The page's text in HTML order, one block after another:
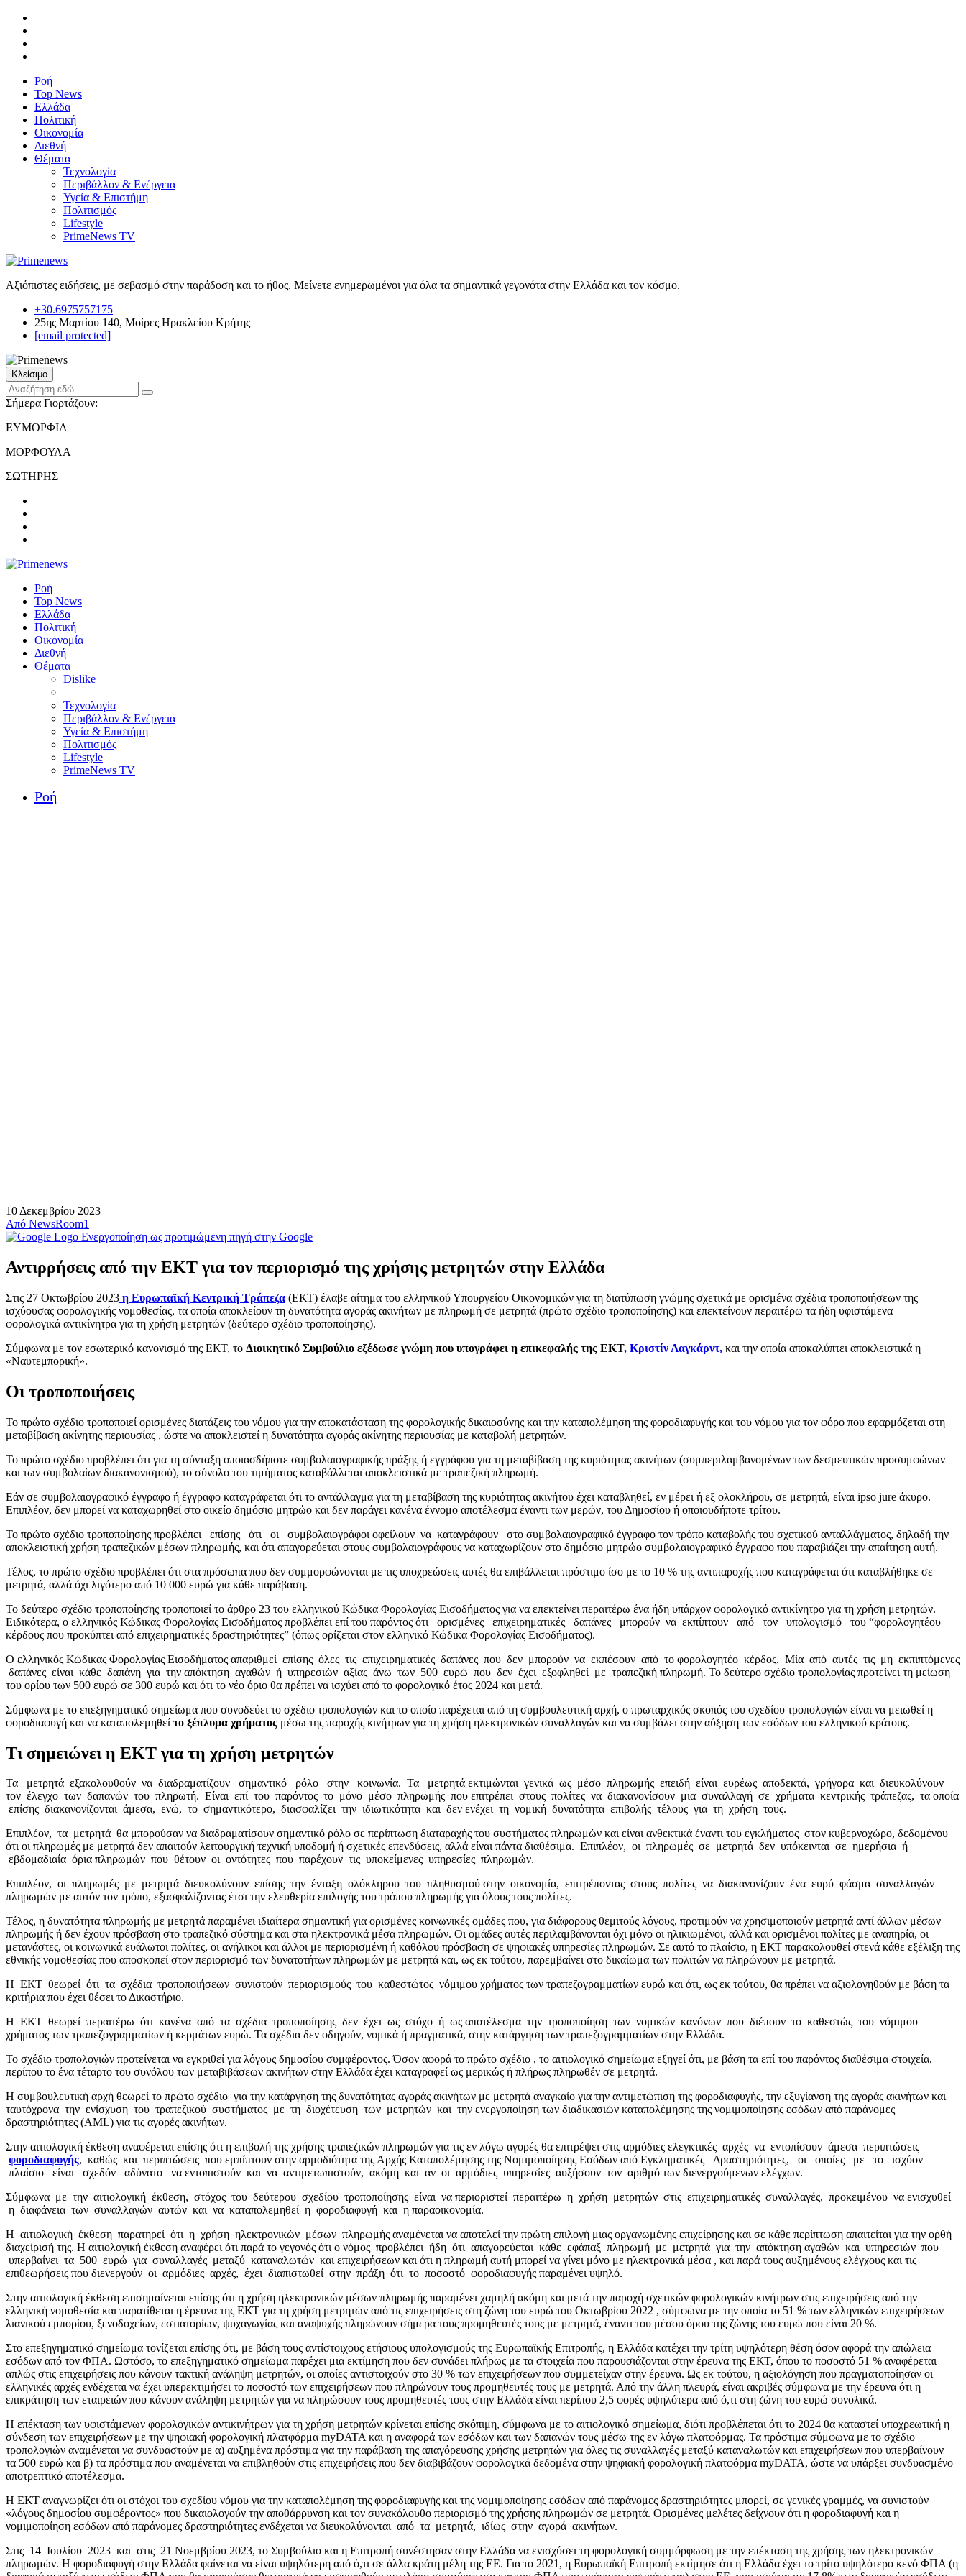
Ροή
Top News
Ελλάδα
Πολιτική
Οικονομία
Διεθνή
Θέματα
Τεχνολογία
Περιβάλλον & Ενέργεια
Υγεία & Επιστήμη
Πολιτισμός
Lifestyle
PrimeNews TV
Αξιόπιστες ειδήσεις, με σεβασμό στην παράδοση και το ήθος. Μείνετε ενημερωμένοι για όλα τα σημαντικά γεγονότα στην Ελλάδα και τον κόσμο.
+30.6975757175
25ης Μαρτίου 140, Μοίρες Ηρακλείου Κρήτης
[email protected]
Κλείσιμο
Σήμερα Γιορτάζουν:
ΕΥΜΟΡΦΙΑ
ΜΟΡΦΟΥΛΑ
ΣΩΤΗΡΗΣ
Ροή
Top News
Ελλάδα
Πολιτική
Οικονομία
Διεθνή
Θέματα
Dislike
Τεχνολογία
Περιβάλλον & Ενέργεια
Υγεία & Επιστήμη
Πολιτισμός
Lifestyle
PrimeNews TV
Ροή
10 Δεκεμβρίου 2023
Από NewsRoom1
Ενεργοποίηση ως προτιμώμενη πηγή στην Google
Αντιρρήσεις από την ΕΚΤ για τον περιορισμό της χρήσης μετρητών στην Ελλάδα
Στις 27 Οκτωβρίου 2023 η Ευρωπαϊκή Κεντρική Τράπεζα (ΕΚΤ) έλαβε αίτημα του ελληνικού Υπουργείου Οικονομικών για τη διατύπωση γνώμης σχετικά με ορισμένα σχέδια τροποποιήσεων της
ισχύουσας φορολογικής νομοθεσίας, τα οποία αποκλείουν τη δυνατότητα αγοράς ακινήτων με πληρωμή σε μετρητά (πρώτο σχέδιο τροποποίησης) και επεκτείνουν περαιτέρω τα ήδη υφιστάμενα
φορολογικά αντικίνητρα για τη χρήση μετρητών (δεύτερο σχέδιο τροποποίησης).
Σύμφωνα με τον εσωτερικό κανονισμό της ΕΚΤ, το Διοικητικό Συμβούλιο εξέδωσε γνώμη που υπογράφει η επικεφαλής της ΕΚΤ, Κριστίν Λαγκάρντ, και την οποία αποκαλύπτει αποκλειστικά η
«Ναυτεμπορική».
Οι τροποποιήσεις
Το πρώτο σχέδιο τροποποιεί ορισμένες διατάξεις του νόμου για την αποκατάσταση της φορολογικής δικαιοσύνης και την καταπολέμηση της φοροδιαφυγής και του νόμου για τον φόρο που εφαρμόζεται στη
μεταβίβαση ακίνητης περιουσίας , ώστε να αποκλειστεί η δυνατότητα αγοράς ακίνητης περιουσίας με καταβολή μετρητών.
Το πρώτο σχέδιο προβλέπει ότι για τη σύνταξη οποιασδήποτε συμβολαιογραφικής πράξης ή εγγράφου για τη μεταβίβαση της κυριότητας ακινήτων (συμπεριλαμβανομένων των δεσμευτικών προσυμφώνων
και των συμβολαίων διακανονισμού), το σύνολο του τιμήματος καταβάλλεται αποκλειστικά με τραπεζική πληρωμή.
Εάν σε συμβολαιογραφικό έγγραφο ή έγγραφο καταγράφεται ότι το αντάλλαγμα για τη μεταβίβαση της κυριότητας ακινήτου έχει καταβληθεί, εν μέρει ή εξ ολοκλήρου, σε μετρητά, είναι ipso jure άκυρο.
Επιπλέον, δεν μπορεί να καταχωρηθεί στο οικείο δημόσιο μητρώο και δεν παράγει κανένα έννομο αποτέλεσμα έναντι των μερών, του Δημοσίου ή οποιουδήποτε τρίτου.
Το πρώτο σχέδιο τροποποίησης προβλέπει επίσης ότι οι συμβολαιογράφοι οφείλουν να καταγράφουν στο συμβολαιογραφικό έγγραφο τον τρόπο καταβολής του σχετικού ανταλλάγματος, δηλαδή την
αποκλειστική χρήση τραπεζικών μέσων πληρωμής, και ότι απαγορεύεται στους συμβολαιογράφους να καταχωρίζουν στο δημόσιο μητρώο συμβολαιογραφικό έγγραφο που παραβιάζει την απαίτηση αυτή.
Τέλος, το πρώτο σχέδιο προβλέπει ότι στα πρόσωπα που δεν συμμορφώνονται με τις υποχρεώσεις αυτές θα επιβάλλεται πρόστιμο ίσο με το 10 % της αντιπαροχής που καταγράφεται ότι καταβλήθηκε σε
μετρητά, αλλά όχι λιγότερο από 10 000 ευρώ για κάθε παράβαση.
Το δεύτερο σχέδιο τροποποίησης τροποποιεί το άρθρο 23 του ελληνικού Κώδικα Φορολογίας Εισοδήματος για να επεκτείνει περαιτέρω ένα ήδη υπάρχον φορολογικό αντικίνητρο για τη χρήση μετρητών.
Ειδικότερα, ο ελληνικός Κώδικας Φορολογίας Εισοδήματος προβλέπει επί του παρόντος ότι ορισμένες επιχειρηματικές δαπάνες μπορούν να εκπίπτουν από τον υπολογισμό του “φορολογητέου
κέρδους που προκύπτει από επιχειρηματικές δραστηριότητες” (όπως ορίζεται στον ελληνικό Κώδικα Φορολογίας Εισοδήματος).
Ο ελληνικός Κώδικας Φορολογίας Εισοδήματος απαριθμεί επίσης όλες τις επιχειρηματικές δαπάνες που δεν μπορούν να εκπέσουν από το φορολογητέο κέρδος. Μία από αυτές τις μη εκπιπτόμενες
δαπάνες είναι κάθε δαπάνη για την απόκτηση αγαθών ή υπηρεσιών αξίας άνω των 500 ευρώ που δεν έχει εξοφληθεί με τραπεζική πληρωμή. Το δεύτερο σχέδιο τροπολογίας προτείνει τη μείωση
του ορίου των 500 ευρώ σε 300 ευρώ και ότι το νέο όριο θα πρέπει να ισχύει από το φορολογικό έτος 2024 και μετά.
Σύμφωνα με το επεξηγηματικό σημείωμα που συνοδεύει το σχέδιο τροπολογιών και το οποίο παρέχεται από τη συμβουλευτική αρχή, ο πρωταρχικός σκοπός του σχεδίου τροπολογιών είναι να μειωθεί η
φοροδιαφυγή και να καταπολεμηθεί το ξέπλυμα χρήματος μέσω της παροχής κινήτρων για τη χρήση ηλεκτρονικών συναλλαγών και να συμβάλει στην αύξηση των εσόδων του ελληνικού κράτους.
Τι σημειώνει η ΕΚΤ για τη χρήση μετρητών
Τα μετρητά εξακολουθούν να διαδραματίζουν σημαντικό ρόλο στην κοινωνία. Τα μετρητά εκτιμώνται γενικά ως μέσο πληρωμής επειδή είναι ευρέως αποδεκτά, γρήγορα και διευκολύνουν
τον έλεγχο των δαπανών του πληρωτή. Είναι επί του παρόντος το μόνο μέσο πληρωμής που επιτρέπει στους πολίτες να διακανονίσουν μια συναλλαγή σε χρήματα κεντρικής τράπεζας, τα οποία
επίσης διακανονίζονται άμεσα, ενώ, το σημαντικότερο, διασφαλίζει την ιδιωτικότητα και δεν ενέχει τη νομική δυνατότητα επιβολής τέλους για τη χρήση τους.
Επιπλέον, τα μετρητά θα μπορούσαν να διαδραματίσουν σημαντικό ρόλο σε περίπτωση διαταραχής του συστήματος πληρωμών και είναι ανθεκτικά έναντι του εγκλήματος στον κυβερνοχώρο, δεδομένου
ότι οι πληρωμές με μετρητά δεν απαιτούν λειτουργική τεχνική υποδομή ή σχετικές επενδύσεις, αλλά είναι πάντα διαθέσιμα. Επιπλέον, οι πληρωμές σε μετρητά δεν υπόκεινται σε ημερήσια ή
εβδομαδιαία όρια πληρωμών που θέτουν οι οντότητες που παρέχουν τις υποκείμενες υπηρεσίες πληρωμών.
Επιπλέον, οι πληρωμές με μετρητά διευκολύνουν επίσης την ένταξη ολόκληρου του πληθυσμού στην οικονομία, επιτρέποντας στους πολίτες να διακανονίζουν ένα ευρύ φάσμα συναλλαγών
πληρωμών με αυτόν τον τρόπο, εξασφαλίζοντας έτσι την ελευθερία επιλογής του τρόπου πληρωμής για όλους τους πολίτες.
Τέλος, η δυνατότητα πληρωμής με μετρητά παραμένει ιδιαίτερα σημαντική για ορισμένες κοινωνικές ομάδες που, για διάφορους θεμιτούς λόγους, προτιμούν να χρησιμοποιούν μετρητά αντί άλλων μέσων
πληρωμής ή δεν έχουν πρόσβαση στο τραπεζικό σύστημα και στα ηλεκτρονικά μέσα πληρωμών. Οι ομάδες αυτές περιλαμβάνονται όχι μόνο οι ηλικιωμένοι, αλλά και ορισμένοι πολίτες με αναπηρία, οι
μετανάστες, οι κοινωνικά ευάλωτοι πολίτες, οι ανήλικοι και άλλοι με περιορισμένη ή καθόλου πρόσβαση σε ψηφιακές υπηρεσίες πληρωμών. Σε αυτό το πλαίσιο, η ΕΚΤ παρακολουθεί στενά κάθε εξέλιξη της
εθνικής νομοθεσίας που αποσκοπεί στον περιορισμό των δυνατοτήτων πληρωμών με μετρητά και, ως εκ τούτου, παρεμβαίνει στο δικαίωμα των πολιτών να πληρώνουν με μετρητά.
Η ΕΚΤ θεωρεί ότι τα σχέδια τροποποιήσεων συνιστούν περιορισμούς του καθεστώτος νόμιμου χρήματος των τραπεζογραμματίων ευρώ και ότι, ως εκ τούτου, θα πρέπει να αξιολογηθούν με βάση τα
κριτήρια που έχει θέσει το Δικαστήριο.
Η ΕΚΤ θεωρεί περαιτέρω ότι κανένα από τα σχέδια τροποποίησης δεν έχει ως στόχο ή ως αποτέλεσμα την τροποποίηση των νομικών κανόνων που διέπουν το καθεστώς του νόμιμου
χρήματος των τραπεζογραμματίων ή κερμάτων ευρώ. Τα σχέδια δεν οδηγούν, νομικά ή πραγματικά, στην κατάργηση των τραπεζογραμματίων στην Ελλάδα.
Το σχέδιο τροπολογιών προτείνεται να εγκριθεί για λόγους δημοσίου συμφέροντος. Όσον αφορά το πρώτο σχέδιο , το αιτιολογικό σημείωμα εξηγεί ότι, με βάση τα επί του παρόντος διαθέσιμα στοιχεία,
περίπου το ένα τέταρτο του συνόλου των μεταβιβάσεων ακινήτων στην Ελλάδα έχει καταγραφεί ως μερικώς ή πλήρως πληρωθέν σε μετρητά.
Η συμβουλευτική αρχή θεωρεί το πρώτο σχέδιο για την κατάργηση της δυνατότητας αγοράς ακινήτων με μετρητά αναγκαίο για την αντιμετώπιση της φοροδιαφυγής, την εξυγίανση της αγοράς ακινήτων και
ταυτόχρονα την ενίσχυση του τραπεζικού συστήματος με τη διοχέτευση των μετρητών και την ενεργοποίηση των διαδικασιών καταπολέμησης της νομιμοποίησης εσόδων από παράνομες
δραστηριότητες (AML) για τις αγορές ακινήτων.
Στην αιτιολογική έκθεση αναφέρεται επίσης ότι η επιβολή της χρήσης τραπεζικών πληρωμών για τις εν λόγω αγορές θα επιτρέψει στις αρμόδιες ελεγκτικές αρχές να εντοπίσουν άμεσα περιπτώσεις
φοροδιαφυγής, καθώς και περιπτώσεις που εμπίπτουν στην αρμοδιότητα της Αρχής Καταπολέμησης της Νομιμοποίησης Εσόδων από Εγκληματικές Δραστηριότητες, οι οποίες με το ισχύον
πλαίσιο είναι σχεδόν αδύνατο να εντοπιστούν και να αντιμετωπιστούν, ακόμη και αν οι αρμόδιες υπηρεσίες αυξήσουν τον αριθμό των διενεργούμενων ελέγχων.
Σύμφωνα με την αιτιολογική έκθεση, στόχος του δεύτερου σχεδίου τροποποίησης είναι να περιοριστεί περαιτέρω η χρήση μετρητών στις επιχειρηματικές συναλλαγές, προκειμένου να ενισχυθεί
η διαφάνεια των συναλλαγών αυτών και να καταπολεμηθεί η φοροδιαφυγή και η παραοικονομία.
Η αιτιολογική έκθεση παρατηρεί ότι η χρήση ηλεκτρονικών μέσων πληρωμής αναμένεται να αποτελεί την πρώτη επιλογή μιας οργανωμένης επιχείρησης και σε κάθε περίπτωση απαιτείται για την ορθή
διαχείρισή της. Η αιτιολογική έκθεση αναφέρει ότι παρά το γεγονός ότι ο νόμος προβλέπει ήδη ότι απαγορεύεται κάθε εφάπαξ πληρωμή με μετρητά για την απόκτηση αγαθών και υπηρεσιών που
υπερβαίνει τα 500 ευρώ για συναλλαγές μεταξύ καταναλωτών και επιχειρήσεων και ότι η πληρωμή αυτή μπορεί να γίνει μόνο με ηλεκτρονικά μέσα , και παρά τους αυξημένους ελέγχους και τις
επιθεωρήσεις που διενεργούν οι αρμόδιες αρχές, έχει διαπιστωθεί στην πράξη ότι το ποσοστό φοροδιαφυγής παραμένει υψηλό.
Στην αιτιολογική έκθεση επισημαίνεται επίσης ότι η χρήση ηλεκτρονικών μέσων πληρωμής παραμένει χαμηλή ακόμη και μετά την παροχή σχετικών φορολογικών κινήτρων στις επιχειρήσεις από την
ελληνική νομοθεσία και παρατίθεται η έρευνα της ΕΚΤ για τη χρήση μετρητών από τις επιχειρήσεις στη ζώνη του ευρώ του Οκτωβρίου 2022 , σύμφωνα με την οποία το 51 % των ελληνικών επιχειρήσεων
λιανικού εμπορίου, ξενοδοχείων, εστιατορίων, ψυχαγωγίας και αναψυχής πληρώνουν σήμερα τους προμηθευτές τους με μετρητά, έναντι του μέσου όρου της ζώνης του ευρώ που είναι 20 %.
Στο επεξηγηματικό σημείωμα τονίζεται επίσης ότι, με βάση τους αντίστοιχους ετήσιους υπολογισμούς της Ευρωπαϊκής Επιτροπής, η Ελλάδα κατέχει την τρίτη υψηλότερη θέση όσον αφορά την απώλεια
εσόδων από τον ΦΠΑ. Ωστόσο, το επεξηγηματικό σημείωμα παρέχει μια εκτίμηση που δεν συνάδει πλήρως με τα στοιχεία που παρουσιάζονται στην έρευνα της ΕΚΤ, όπου το ποσοστό 51 % αναφέρεται
απλώς στις επιχειρήσεις που κάνουν τακτική ανάληψη μετρητών, οι οποίες αντιστοιχούν στο 30 % των επιχειρήσεων που συμμετείχαν στην έρευνα. Ως εκ τούτου, η αξιολόγηση που πραγματοποίησαν οι
ελληνικές αρχές ενδέχεται να έχει υπερεκτιμήσει το ποσοστό των επιχειρήσεων που πληρώνουν τους προμηθευτές τους με μετρητά. Από την άλλη πλευρά, είναι ακριβές σύμφωνα με την έρευνα ότι η
επικράτηση των εταιρειών που κάνουν ανάληψη μετρητών για να πληρώσουν τους προμηθευτές τους στην Ελλάδα είναι περίπου 2,5 φορές υψηλότερα από ό,τι στη ζώνη του ευρώ συνολικά.
Η επέκταση των υφιστάμενων φορολογικών αντικινήτρων για τη χρήση μετρητών κρίνεται επίσης σκόπιμη, σύμφωνα με το αιτιολογικό σημείωμα, διότι προβλέπεται ότι το 2024 θα καταστεί υποχρεωτική η
σύνδεση των επιχειρήσεων με την ψηφιακή φορολογική πλατφόρμα myDATA και η αναφορά των εσόδων και των δαπανών τους μέσω της εν λόγω πλατφόρμας. Τα πρόστιμα σύμφωνα με το σχέδιο
τροπολογιών αναμένεται να συνδυαστούν με α) αυξημένα πρόστιμα για την παράβαση της απαγόρευσης χρήσης μετρητών για όλες τις συναλλαγές μεταξύ καταναλωτών και επιχειρήσεων που υπερβαίνουν
τα 500 ευρώ και β) τα πρόστιμα που αναμένεται να επιβληθούν στις επιχειρήσεις που δεν διαβιβάζουν φορολογικά δεδομένα στην ψηφιακή φορολογική πλατφόρμα myDATA, ώστε να υπάρξει συνδυασμένο
αποτρεπτικό αποτέλεσμα.
Η ΕΚΤ αναγνωρίζει ότι οι στόχοι του σχεδίου νόμου για την καταπολέμηση της φοροδιαφυγής και της νομιμοποίησης εσόδων από παράνομες δραστηριότητες μπορεί, σε γενικές γραμμές, να συνιστούν
«λόγους δημοσίου συμφέροντος» που δικαιολογούν την αποθάρρυνση και τον συνακόλουθο περιορισμό της χρήσης πληρωμών σε μετρητά. Ορισμένες μελέτες δείχνουν ότι η φοροδιαφυγή και η
νομιμοποίηση εσόδων από παράνομες δραστηριότητες ενδέχεται να διευκολύνονται από τα μετρητά, ιδίως στην αγορά ακινήτων.
Στις 14 Ιουλίου 2023 και στις 21 Νοεμβρίου 2023, το Συμβούλιο και η Επιτροπή συνέστησαν στην Ελλάδα να ενισχύσει τη φορολογική συμμόρφωση με την επέκταση της χρήσης των ηλεκτρονικών
πληρωμών. Η φοροδιαφυγή στην Ελλάδα φαίνεται να είναι υψηλότερη από ό,τι σε άλλα κράτη μέλη της ΕΕ. Για το 2021, η Ευρωπαϊκή Επιτροπή εκτίμησε ότι η Ελλάδα έχει το τρίτο υψηλότερο κενό ΦΠΑ (η